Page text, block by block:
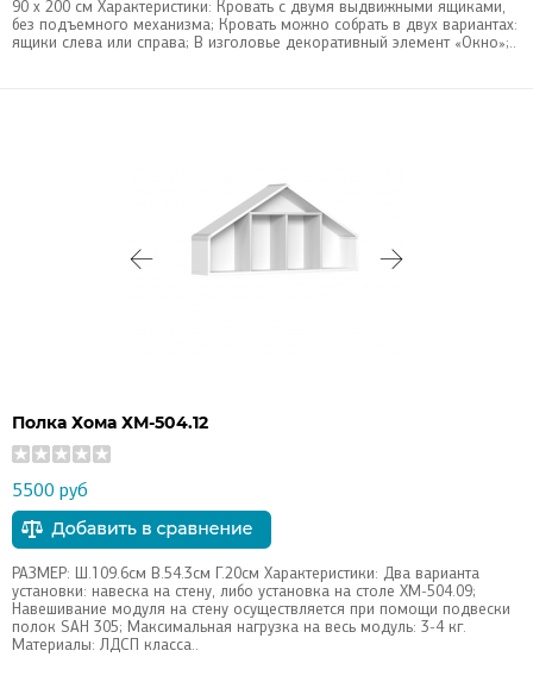
90 х 200 см Характеристики: Кровать с двумя выдвижными ящиками,
без подъемного механизма; Кровать можно собрать в двух вариантах:
ящики слева или справа; В изголовье декоративный элемент «Окно»;..
Полка Хома ХМ-504.12
5500 руб
РАЗМЕР: Ш.109.6см В.54.3см Г.20см Характеристики: Два варианта
установки: навеска на стену, либо установка на столе ХМ-504.09;
Навешивание модуля на стену осуществляется при помощи подвески
полок SAH 305; Максимальная нагрузка на весь модуль: 3-4 кг.
Материалы: ЛДСП класса..